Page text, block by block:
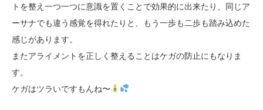
トを整え一つ一つに意識を置くことで効果的に出来たり、同じア
ーサナでも違う感覚を得れたりと、もう一歩も二歩も踏み込めた
感じがあります。
またアライメントを正しく整えることはケガの防止にもなりま
す。
ケガはツラいですもんね〜